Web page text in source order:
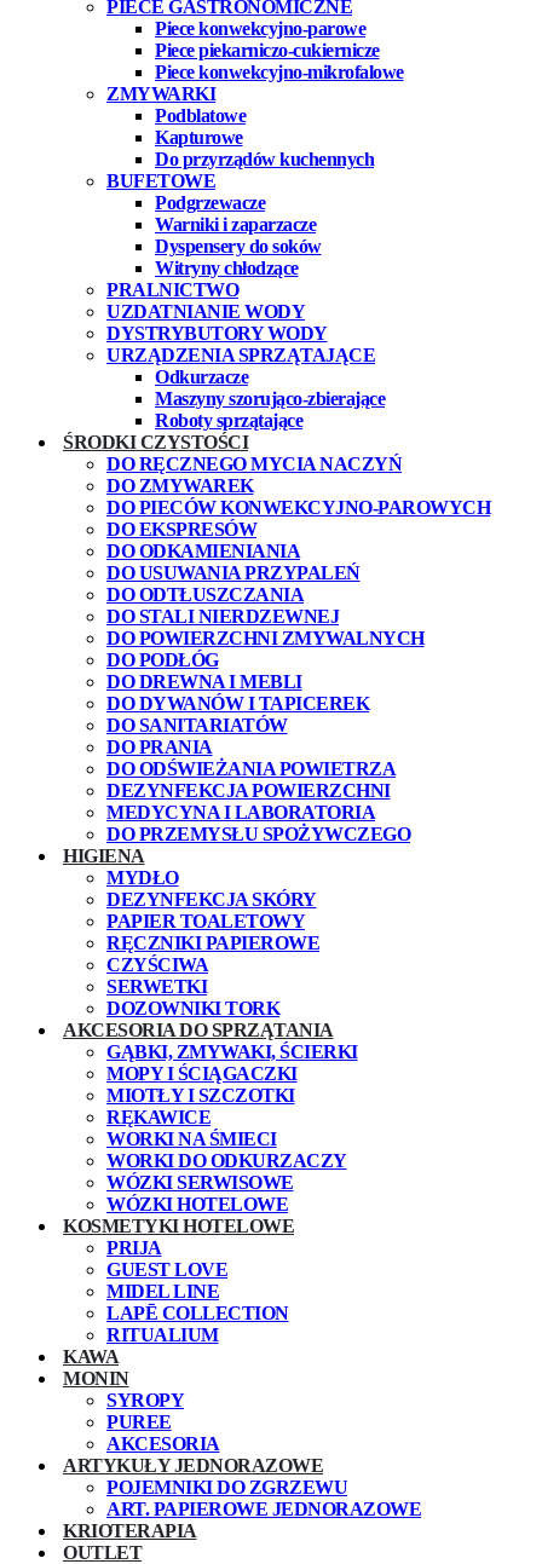
PIECE GASTRONOMICZNE
Piece konwekcyjno-parowe
Piece piekarniczo-cukiernicze
Piece konwekcyjno-mikrofalowe
ZMYWARKI
Podblatowe
Kapturowe
Do przyrządów kuchennych
BUFETOWE
Podgrzewacze
Warniki i zaparzacze
Dyspensery do soków
Witryny chłodzące
PRALNICTWO
UZDATNIANIE WODY
DYSTRYBUTORY WODY
URZĄDZENIA SPRZĄTAJĄCE
Odkurzacze
Maszyny szorująco-zbierające
Roboty sprzątające
ŚRODKI CZYSTOŚCI
DO RĘCZNEGO MYCIA NACZYŃ
DO ZMYWAREK
DO PIECÓW KONWEKCYJNO-PAROWYCH
DO EKSPRESÓW
DO ODKAMIENIANIA
DO USUWANIA PRZYPALEŃ
DO ODTŁUSZCZANIA
DO STALI NIERDZEWNEJ
DO POWIERZCHNI ZMYWALNYCH
DO PODŁÓG
DO DREWNA I MEBLI
DO DYWANÓW I TAPICEREK
DO SANITARIATÓW
DO PRANIA
DO ODŚWIEŻANIA POWIETRZA
DEZYNFEKCJA POWIERZCHNI
MEDYCYNA I LABORATORIA
DO PRZEMYSŁU SPOŻYWCZEGO
HIGIENA
MYDŁO
DEZYNFEKCJA SKÓRY
PAPIER TOALETOWY
RĘCZNIKI PAPIEROWE
CZYŚCIWA
SERWETKI
DOZOWNIKI TORK
AKCESORIA DO SPRZĄTANIA
GĄBKI, ZMYWAKI, ŚCIERKI
MOPY I ŚCIĄGACZKI
MIOTŁY I SZCZOTKI
RĘKAWICE
WORKI NA ŚMIECI
WORKI DO ODKURZACZY
WÓZKI SERWISOWE
WÓZKI HOTELOWE
KOSMETYKI HOTELOWE
PRIJA
GUEST LOVE
MIDEL LINE
LAPĒ COLLECTION
RITUALIUM
KAWA
MONIN
SYROPY
PUREE
AKCESORIA
ARTYKUŁY JEDNORAZOWE
POJEMNIKI DO ZGRZEWU
ART. PAPIEROWE JEDNORAZOWE
KRIOTERAPIA
OUTLET